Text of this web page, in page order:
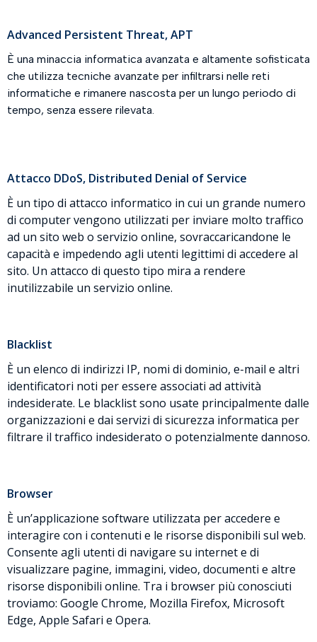
Advanced Persistent Threat, APT
È una minaccia informatica avanzata e altamente sofisticata
che utilizza tecniche avanzate per infiltrarsi nelle reti
informatiche e rimanere nascosta per un lungo periodo di
tempo, senza essere rilevata.
Attacco DDoS, Distributed Denial of Service
È un tipo di attacco informatico in cui un grande numero
di computer vengono utilizzati per inviare molto traffico
ad un sito web o servizio online, sovraccaricandone le
capacità e impedendo agli utenti legittimi di accedere al
sito. Un attacco di questo tipo mira a rendere
inutilizzabile un servizio online.
Blacklist
È un elenco di indirizzi IP, nomi di dominio, e-mail e altri
identificatori noti per essere associati ad attività
indesiderate. Le blacklist sono usate principalmente dalle
organizzazioni e dai servizi di sicurezza informatica per
filtrare il traffico indesiderato o potenzialmente dannoso.
Browser
È un’applicazione software utilizzata per accedere e
interagire con i contenuti e le risorse disponibili sul web.
Consente agli utenti di navigare su internet e di
visualizzare pagine, immagini, video, documenti e altre
risorse disponibili online. Tra i browser più conosciuti
troviamo: Google Chrome, Mozilla Firefox, Microsoft
Edge, Apple Safari e Opera.